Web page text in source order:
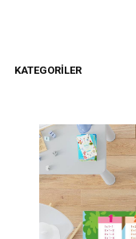
KATEGORILER